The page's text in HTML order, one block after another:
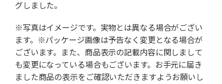
グしました。
※写真はイメージです。実物とは異なる場合がござい
ます。※パッケージ画像は予告なく変更となる場合が
ございます。また、商品表示の記載内容に関しまして
も変更になっている場合もございます。お手元に届き
ました商品の表示をご確認いただきますようお願いし